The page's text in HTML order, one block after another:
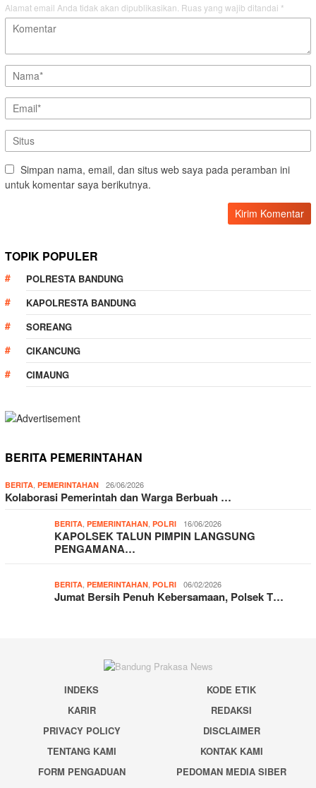
Alamat email Anda tidak akan dipublikasikan. Ruas yang wajib ditandai *
Simpan nama, email, dan situs web saya pada peramban ini
untuk komentar saya berikutnya.
TOPIK POPULER
POLRESTA BANDUNG
KAPOLRESTA BANDUNG
SOREANG
CIKANCUNG
CIMAUNG
BERITA PEMERINTAHAN
BERITA, PEMERINTAHAN 26/06/2026
Kolaborasi Pemerintah dan Warga Berbuah …
BERITA, PEMERINTAHAN, POLRI 16/06/2026
KAPOLSEK TALUN PIMPIN LANGSUNG
PENGAMANA…
BERITA, PEMERINTAHAN, POLRI 06/02/2026
Jumat Bersih Penuh Kebersamaan, Polsek T…
INDEKS
KODE ETIK
KARIR
REDAKSI
PRIVACY POLICY
DISCLAIMER
TENTANG KAMI
KONTAK KAMI
FORM PENGADUAN
PEDOMAN MEDIA SIBER